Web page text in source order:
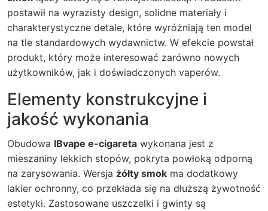
postawił na wyrazisty design, solidne materiały i
charakterystyczne detale, które wyróżniają ten model
na tle standardowych wydawnictw. W efekcie powstał
produkt, który może interesować zarówno nowych
użytkowników, jak i doświadczonych vaperów.
Elementy konstrukcyjne i
jakość wykonania
Obudowa IBvape e-cigareta wykonana jest z
mieszaniny lekkich stopów, pokryta powłoką odporną
na zarysowania. Wersja żółty smok ma dodatkowy
lakier ochronny, co przekłada się na dłuższą żywotność
estetyki. Zastosowane uszczelki i gwinty są